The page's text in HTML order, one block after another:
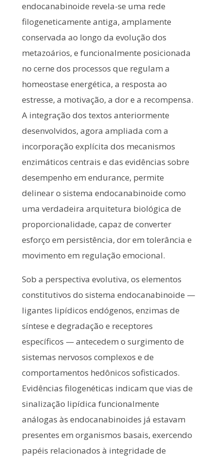
endocanabinoide revela-se uma rede
filogeneticamente antiga, amplamente
conservada ao longo da evolução dos
metazoários, e funcionalmente posicionada
no cerne dos processos que regulam a
homeostase energética, a resposta ao
estresse, a motivação, a dor e a recompensa.
A integração dos textos anteriormente
desenvolvidos, agora ampliada com a
incorporação explícita dos mecanismos
enzimáticos centrais e das evidências sobre
desempenho em endurance, permite
delinear o sistema endocanabinoide como
uma verdadeira arquitetura biológica de
proporcionalidade, capaz de converter
esforço em persistência, dor em tolerância e
movimento em regulação emocional.
Sob a perspectiva evolutiva, os elementos
constitutivos do sistema endocanabinoide —
ligantes lipídicos endógenos, enzimas de
síntese e degradação e receptores
específicos — antecedem o surgimento de
sistemas nervosos complexos e de
comportamentos hedônicos sofisticados.
Evidências filogenéticas indicam que vias de
sinalização lipídica funcionalmente
análogas às endocanabinoides já estavam
presentes em organismos basais, exercendo
papéis relacionados à integridade de